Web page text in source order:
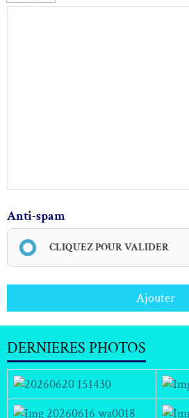
Anti-spam
CLIQUEZ POUR VALIDER
Ajouter
DERNIERES PHOTOS